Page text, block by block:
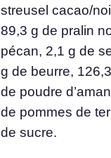
streusel cacao/
89,3 g de pralin
pécan, 2,1 g de
g de beurre,
de poudre
de pommes de
de sucre.